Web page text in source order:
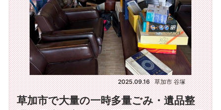
2025.09.16 草加市 谷塚
草加市で大量の一時多量ごみ・遺品整